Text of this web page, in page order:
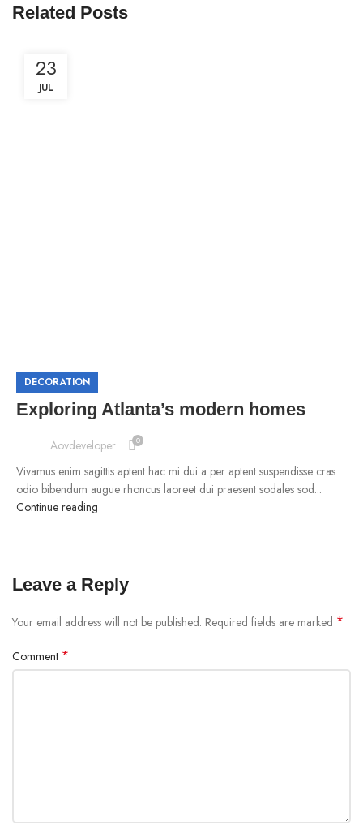
Related Posts
23
JUL
DECORATION
Exploring Atlanta’s modern homes
Aovdeveloper 0
Vivamus enim sagittis aptent hac mi dui a per aptent suspendisse cras
odio bibendum augue rhoncus laoreet dui praesent sodales sod...
Continue reading
Leave a Reply
Your email address will not be published. Required fields are marked *
Comment *